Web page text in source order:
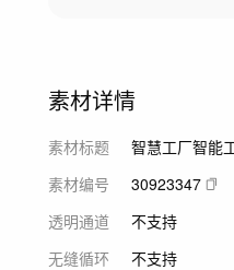
素材详情
素材标题
智慧工厂智能
素材编号
30923347
透明通道
不支持
无缝循环
不支持